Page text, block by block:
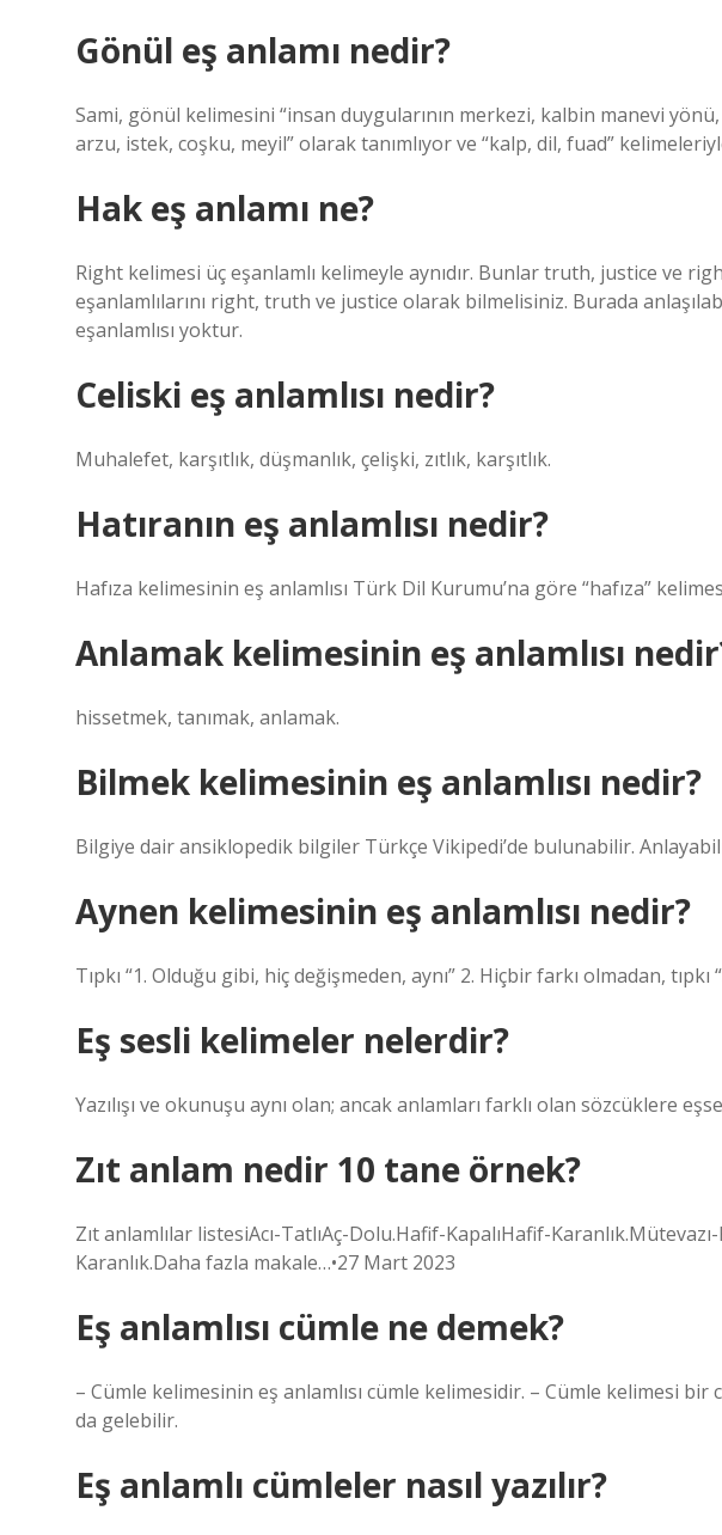
Gönül eş anlamı nedir?
Sami, gönül kelimesini “insan duygularının merkezi, kalbin manevi
arzu, istek, coşku, meyil” olarak tanımlıyor ve “kalp, dil, fuad”
Hak eş anlamı ne?
Right kelimesi üç eşanlamlı kelimeyle aynıdır. Bunlar truth, justice ve
eşanlamlılarını right, truth ve justice olarak bilmelisiniz. Burada
eşanlamlısı yoktur.
Celiski eş anlamlısı nedir?
Muhalefet, karşıtlık, düşmanlık, çelişki, zıtlık, karşıtlık.
Hatıranın eş anlamlısı nedir?
Hafıza kelimesinin eş anlamlısı Türk Dil Kurumu’na göre “hafıza”
Anlamak kelimesinin eş anlamlısı
hissetmek, tanımak, anlamak.
Bilmek kelimesinin eş anlamlısı nedir?
Bilgiye dair ansiklopedik bilgiler Türkçe Vikipedi’de bulunabilir.
Aynen kelimesinin eş anlamlısı nedir?
Tıpkı “1. Olduğu gibi, hiç değişmeden, aynı” 2. Hiçbir farkı olmadan, tıpkı
Eş sesli kelimeler nelerdir?
Yazılışı ve okunuşu aynı olan; ancak anlamları farklı olan sözcüklere
Zıt anlam nedir 10 tane örnek?
Zıt anlamlılar listesiAcı-TatlıAç-Dolu.Hafif-KapalıHafif-
Karanlık.Daha fazla makale…•27 Mart 2023
Eş anlamlısı cümle ne demek?
– Cümle kelimesinin eş anlamlısı cümle kelimesidir. – Cümle kelimesi bir
da gelebilir.
Eş anlamlı cümleler nasıl yazılır?